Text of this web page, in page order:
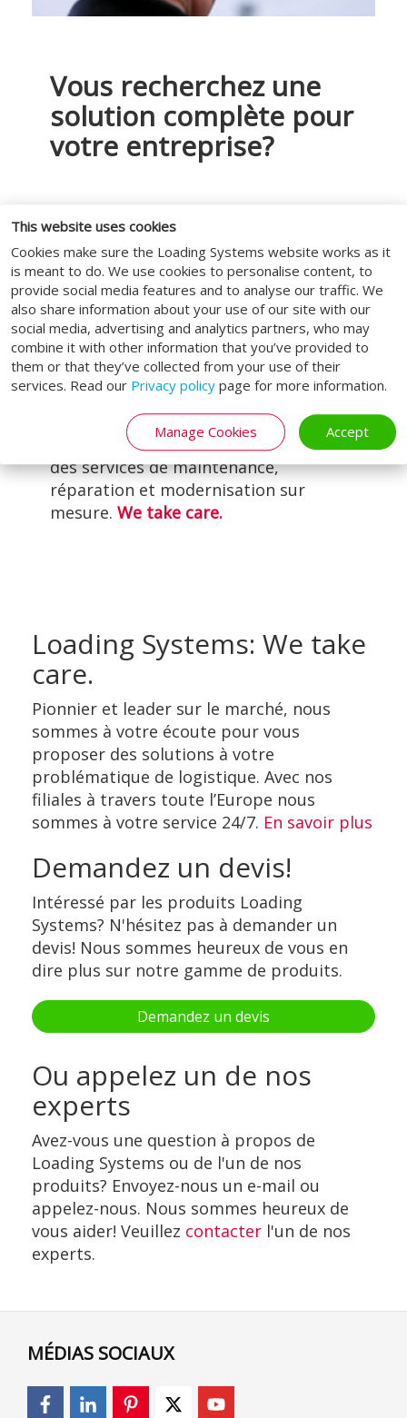
This website uses cookies
Cookies make sure the Loading Systems website works as it
is meant to do. We use cookies to personalise content, to
provide social media features and to analyse our traffic. We
also share information about your use of our site with our
social media, advertising and analytics partners, who may
combine it with other information that you’ve provided to
them or that they’ve collected from your use of their
services. Read our Privacy policy page for more information.
Manage Cookies Accept
Loading Systems
L’installation et la maintenance de
votre quai de chargement n’ont jamais
été aussi faciles qu’avec l’application
DÉCOUVREZ
Vous recherchez une
solution complète pour
votre entreprise?
Alors Loading Systems est l’entreprise
possède plus de 50 ans d’expérience
dans la fourniture de tous types de
portes industrielles et de systèmes de
chargement et de déchargement.
Notre service ne prend pas fin avec la
livraison ou l’installation de votre
produit. Nous nous efforçons de
fournir une solution complète à nos
clients. C’est pourquoi nous offrons
des services de maintenance,
réparation et modernisation sur
mesure. We take care.
Loading Systems: We take
care.
Pionnier et leader sur le marché, nous
sommes à votre écoute pour vous
proposer des solutions à votre
problématique de logistique. Avec nos
filiales à travers toute l’Europe nous
sommes à votre service 24/7. En savoir plus
Demandez un devis!
Intéressé par les produits Loading
Systems? N'hésitez pas à demander un
devis! Nous sommes heureux de vous en
dire plus sur notre gamme de produits.
Demandez un devis
Ou appelez un de nos
experts
Avez-vous une question à propos de
Loading Systems ou de l'un de nos
produits? Envoyez-nous un e-mail ou
appelez-nous. Nous sommes heureux de
vous aider! Veuillez contacter l'un de nos
experts.
MÉDIAS SOCIAUX